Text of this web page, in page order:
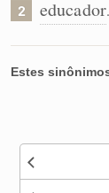
2 educador.
Estes
Nenhum